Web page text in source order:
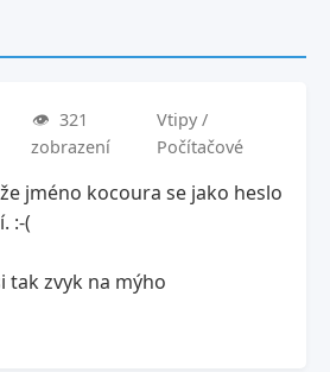
👁️ 321
zobrazení
Vtipy /
Počítačové
jméno kocoura se jako heslo
:-(
tak zvyk na mýho